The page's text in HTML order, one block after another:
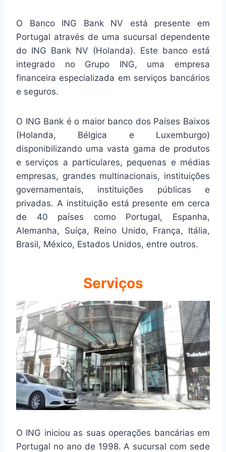
O Banco ING Bank NV está presente em
Portugal através de uma sucursal dependente
do ING Bank NV (Holanda). Este banco está
integrado no Grupo ING, uma empresa
financeira especializada em serviços bancários
e seguros.
O ING Bank é o maior banco dos Países Baixos
(Holanda, Bélgica e Luxemburgo)
disponibilizando uma vasta gama de produtos
e serviços a particulares, pequenas e médias
empresas, grandes multinacionais, instituições
governamentais, instituições públicas e
privadas. A instituição está presente em cerca
de 40 países como Portugal, Espanha,
Alemanha, Suíça, Reino Unido, França, Itália,
Brasil, México, Estados Unidos, entre outros.
Serviços
O ING iniciou as suas operações bancárias em
Portugal no ano de 1998. A sucursal com sede